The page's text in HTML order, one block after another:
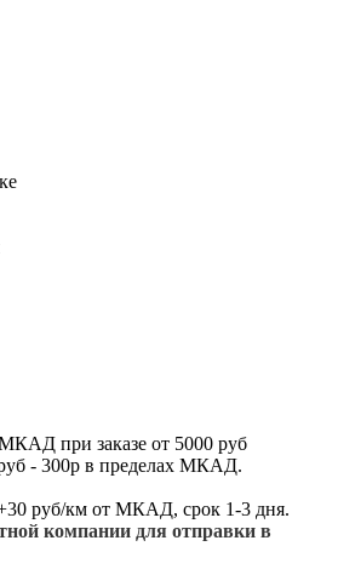
при заказе от 5000 руб
- 300р в пределах МКАД.
руб/км от МКАД, срок 1-3 дня.
компании для отправки в